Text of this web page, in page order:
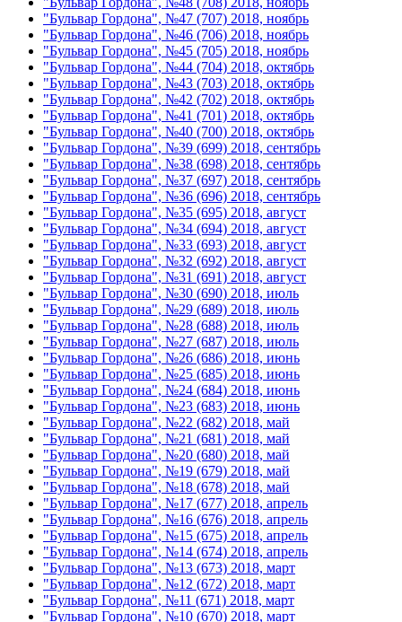
"Бульвар Гордона", №47 (707) 2018, ноябрь
"Бульвар Гордона", №46 (706) 2018, ноябрь
"Бульвар Гордона", №45 (705) 2018, ноябрь
"Бульвар Гордона", №44 (704) 2018, октябрь
"Бульвар Гордона", №43 (703) 2018, октябрь
"Бульвар Гордона", №42 (702) 2018, октябрь
"Бульвар Гордона", №41 (701) 2018, октябрь
"Бульвар Гордона", №40 (700) 2018, октябрь
"Бульвар Гордона", №39 (699) 2018, сентябрь
"Бульвар Гордона", №38 (698) 2018, сентябрь
"Бульвар Гордона", №37 (697) 2018, сентябрь
"Бульвар Гордона", №36 (696) 2018, сентябрь
"Бульвар Гордона", №35 (695) 2018, август
"Бульвар Гордона", №34 (694) 2018, август
"Бульвар Гордона", №33 (693) 2018, август
"Бульвар Гордона", №32 (692) 2018, август
"Бульвар Гордона", №31 (691) 2018, август
"Бульвар Гордона", №30 (690) 2018, июль
"Бульвар Гордона", №29 (689) 2018, июль
"Бульвар Гордона", №28 (688) 2018, июль
"Бульвар Гордона", №27 (687) 2018, июль
"Бульвар Гордона", №26 (686) 2018, июнь
"Бульвар Гордона", №25 (685) 2018, июнь
"Бульвар Гордона", №24 (684) 2018, июнь
"Бульвар Гордона", №23 (683) 2018, июнь
"Бульвар Гордона", №22 (682) 2018, май
"Бульвар Гордона", №21 (681) 2018, май
"Бульвар Гордона", №20 (680) 2018, май
"Бульвар Гордона", №19 (679) 2018, май
"Бульвар Гордона", №18 (678) 2018, май
"Бульвар Гордона", №17 (677) 2018, апрель
"Бульвар Гордона", №16 (676) 2018, апрель
"Бульвар Гордона", №15 (675) 2018, апрель
"Бульвар Гордона", №14 (674) 2018, апрель
"Бульвар Гордона", №13 (673) 2018, март
"Бульвар Гордона", №12 (672) 2018, март
"Бульвар Гордона", №11 (671) 2018, март
"Бульвар Гордона", №10 (670) 2018, март